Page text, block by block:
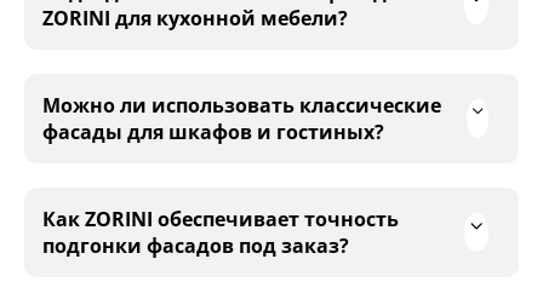
ZORINI для кухонной мебели?
Можно ли использовать классические
фасады для шкафов и гостиных?
Как ZORINI обеспечивает точность
подгонки фасадов под заказ?